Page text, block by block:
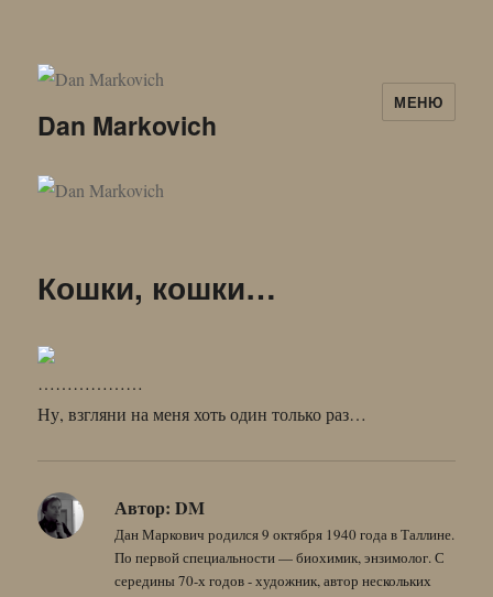
Dan Markovich
МЕНЮ
Кошки, кошки…
………………
Ну, взгляни на меня хоть один только раз…
Автор: DM
Дан Маркович родился 9 октября 1940 года в Таллине.
По первой специальности — биохимик, энзимолог. С
середины 70-х годов - художник, автор нескольких